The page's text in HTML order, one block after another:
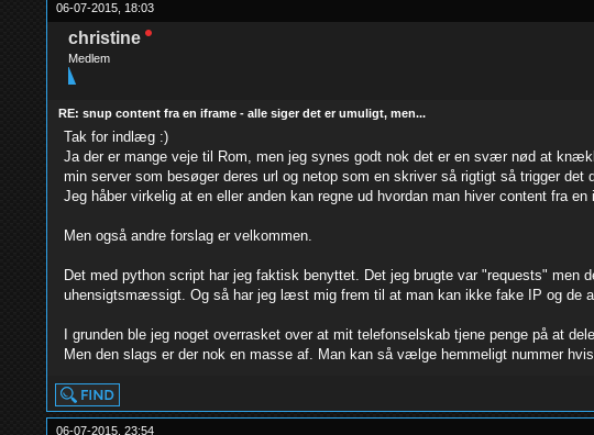
06-07-2015, 18:03
christine
Medlem
RE: snup content fra en iframe - alle siger det er umuligt, men...
Tak for indlæg :)
Ja der er mange veje til Rom, men jeg synes godt nok det er en svær nød at
min server som besøger deres url og netop som en skriver så rigtigt så trigger
Jeg håber virkelig at en eller anden kan regne ud hvordan man hiver content fra
Men også andre forslag er velkommen.
Det med python script har jeg faktisk benyttet. Det jeg brugte var "requests"
uhensigtsmæssigt. Og så har jeg læst mig frem til at man kan ikke fake IP og de
I grunden ble jeg noget overrasket over at mit telefonselskab tjene penge på at
Men den slags er der nok en masse af. Man kan så vælge hemmeligt nummer
06-07-2015, 23:54